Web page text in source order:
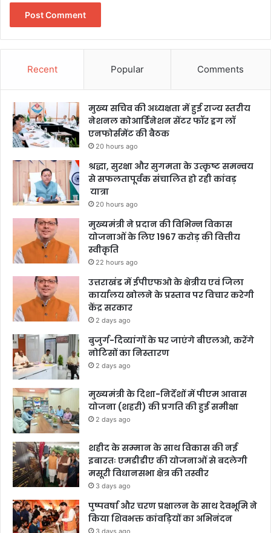
Recent Popular Comments
मुख्य सचिव की अध्यक्षता में हुई राज्य स्तरीय
नेशनल कोआर्डिनेशन सेंटर फॉर ड्रग लॉ
एनफोर्समेंट की बैठक
20 hours ago
श्रद्धा, सुरक्षा और सुगमता के उत्कृष्ट समन्वय
से सफलतापूर्वक संचालित हो रही कांवड़
यात्रा
20 hours ago
मुख्यमंत्री ने प्रदान की विभिन्न विकास
योजनाओं के लिए 1967 करोड़ की वित्तीय
स्वीकृति
22 hours ago
उत्तराखंड में ईपीएफओ के क्षेत्रीय एवं जिला
कार्यालय खोलने के प्रस्ताव पर विचार करेगी
केंद्र सरकार
2 days ago
बुजुर्ग-दिव्यांगों के घर जाएंगे बीएलओ, करेंगे
नोटिसों का निस्तारण
2 days ago
मुख्यमंत्री के दिशा-निर्देशों में पीएम आवास
योजना (शहरी) की प्रगति की हुई समीक्षा
2 days ago
शहीद के सम्मान के साथ विकास की नई
इबारतः एमडीडीए की योजनाओं से बदलेगी
मसूरी विधानसभा क्षेत्र की तस्वीर
3 days ago
पुष्पवर्षा और चरण प्रक्षालन के साथ देवभूमि ने
किया शिवभक्त कांवड़ियों का अभिनंदन